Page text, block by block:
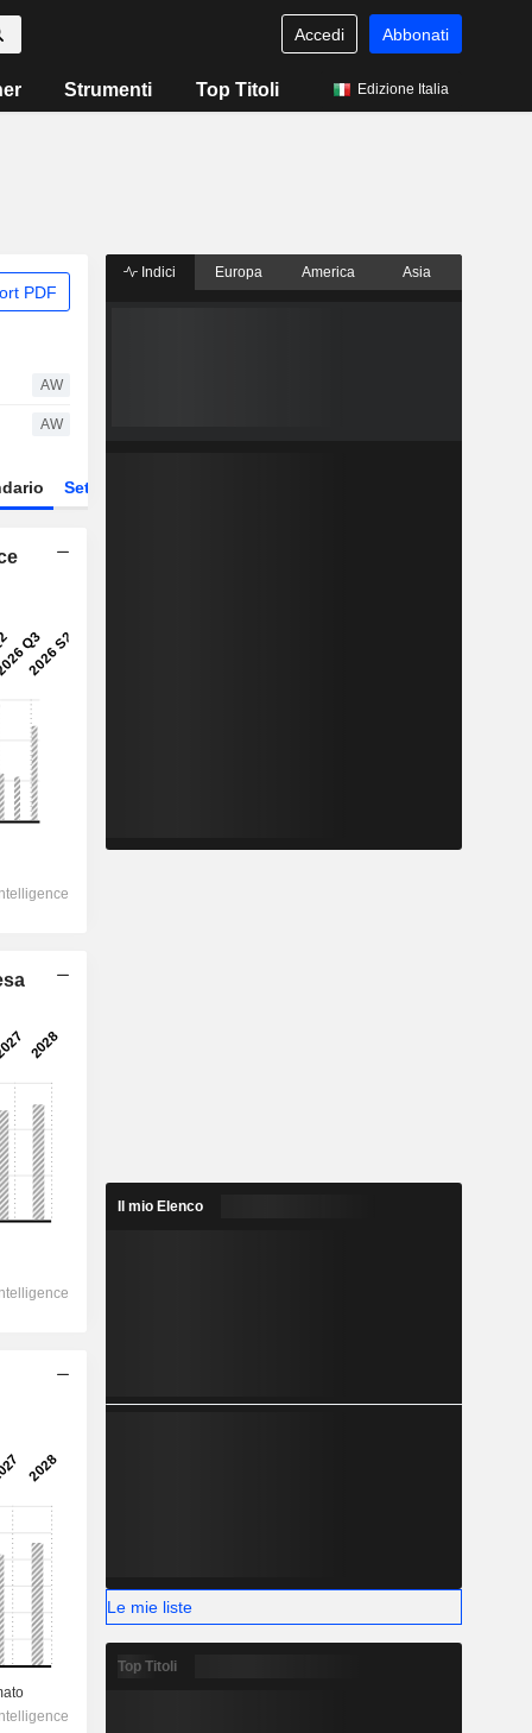
Accedi Abbonati
Strumenti Top Titoli Edizione Italia
PDF
AW
AW
Settore
Indici Europa America Asia
Il mio Elenco
Le mie liste
Top Titoli